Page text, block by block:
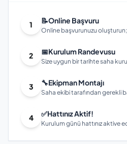
1 📝Online Başvuru
Online başvurunuzu
2 📅Kurulum Randevusu
Size uygun bir tarihte saha
3 🔧Ekipman Montajı
Saha ekibi tarafından gerekli
4 ✅Hattınız Aktif!
Kurulum günü hattınız aktive